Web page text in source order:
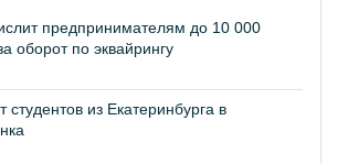
предпринимателям до 10 000
оборот по эквайрингу
из Екатеринбурга в